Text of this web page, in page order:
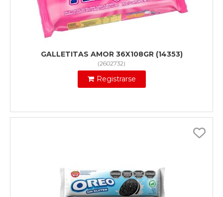
GALLETITAS AMOR 36X108GR (14353)
(2602732)
Registrarse